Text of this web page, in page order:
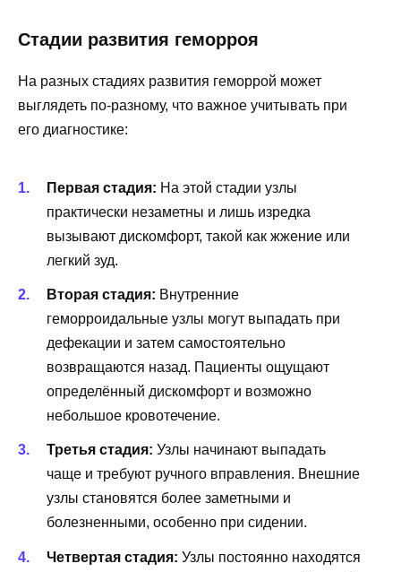
Стадии развития геморроя
На разных стадиях развития геморрой может
выглядеть по-разному, что важное учитывать при
его диагностике:
Первая стадия: На этой стадии узлы
практически незаметны и лишь изредка
вызывают дискомфорт, такой как жжение или
легкий зуд.
Вторая стадия: Внутренние
геморроидальные узлы могут выпадать при
дефекации и затем самостоятельно
возвращаются назад. Пациенты ощущают
определённый дискомфорт и возможно
небольшое кровотечение.
Третья стадия: Узлы начинают выпадать
чаще и требуют ручного вправления. Внешние
узлы становятся более заметными и
болезненными, особенно при сидении.
Четвертая стадия: Узлы постоянно находятся